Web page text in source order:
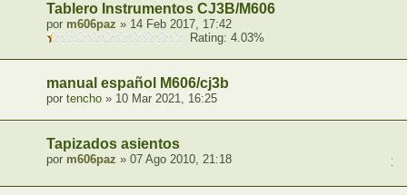
Tablero Instrumentos CJ3B/M606
por m606paz » 14 Feb 2017, 17:42
Rating: 4.03%
manual español M606/cj3b
por tencho » 10 Mar 2021, 16:25
Tapizados asientos
1
por m606paz » 07 Ago 2010, 21:18